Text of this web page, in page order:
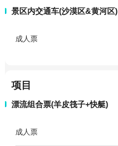
景区内交通车(沙漠区&黄河区)
成人票
项目
漂流组合票(羊皮筏子+快艇)
成人票